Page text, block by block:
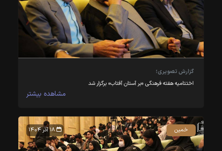
گزارش تصویری؛
اختتامیه هفته فرهنگی «بر آستان آفتاب» برگزار شد
مشاهده بیشتر
۱۸ آذر ۱۴۰۴ خمین